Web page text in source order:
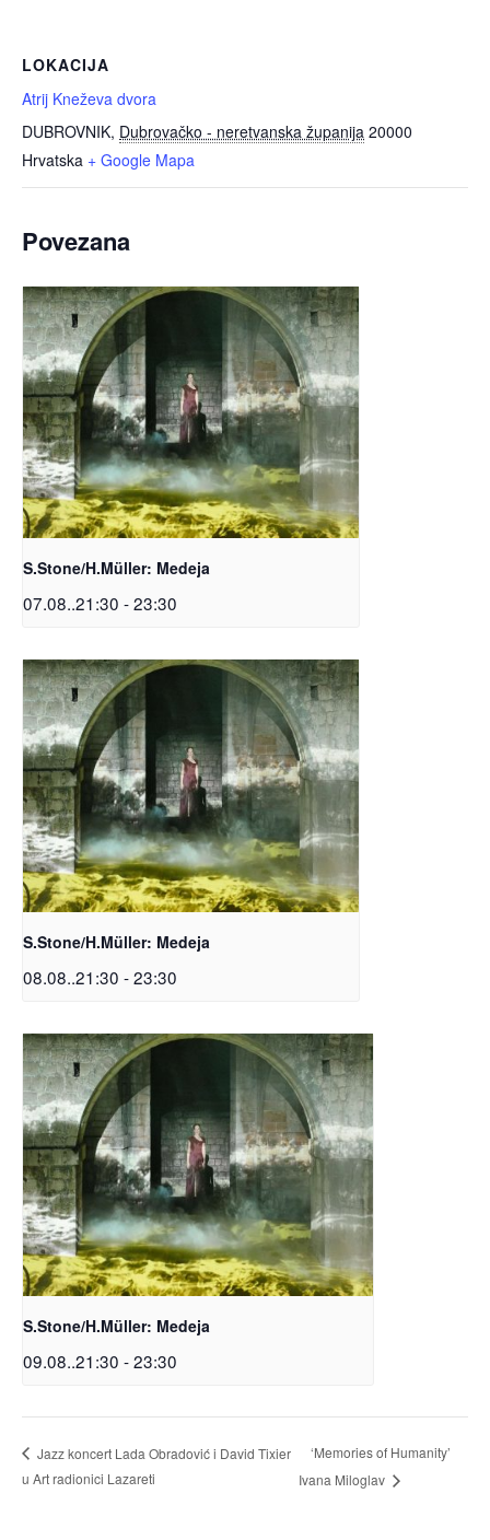
LOKACIJA
Atrij Kneževa dvora
DUBROVNIK, Dubrovačko - neretvanska županija 20000
Hrvatska + Google Mapa
Povezana
S.Stone/H.Müller: Medeja
07.08..21:30 -23:30
S.Stone/H.Müller: Medeja
08.08..21:30 -23:30
S.Stone/H.Müller: Medeja
09.08..21:30 -23:30
Jazz koncert Lada Obradović i David Tixier
u Art radionici Lazareti
‘Memories of Humanity’
Ivana Miloglav